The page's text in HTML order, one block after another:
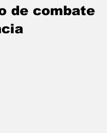
de combate